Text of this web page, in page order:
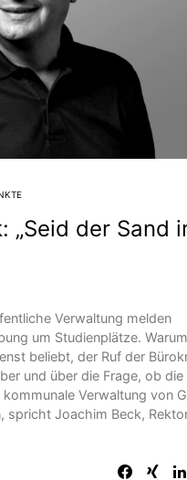
„Seid der Sand
Verwaltung melden
um Studienplätze.
beliebt, der Ruf der
und über die Frage, ob die
Verwaltung von
spricht Joachim Beck,